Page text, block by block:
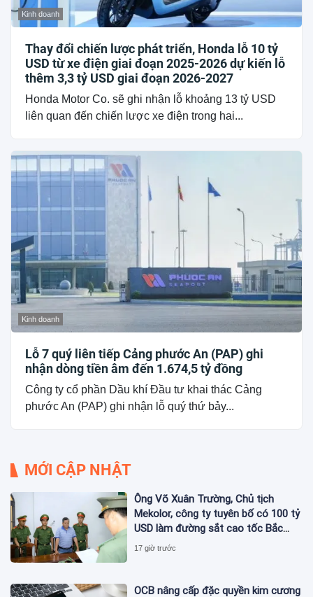
Kinh doanh
Thay đổi chiến lược phát triển, Honda lỗ 10 tỷ
USD từ xe điện giai đoạn 2025-2026 dự kiến lỗ
thêm 3,3 tỷ USD giai đoạn 2026-2027
Honda Motor Co. sẽ ghi nhận lỗ khoảng 13 tỷ USD
liên quan đến chiến lược xe điện trong hai...
Kinh doanh
Lỗ 7 quý liên tiếp Cảng phước An (PAP) ghi
nhận dòng tiền âm đến 1.674,5 tỷ đồng
Công ty cổ phần Dầu khí Đầu tư khai thác Cảng
phước An (PAP) ghi nhận lỗ quý thứ bảy...
MỚI CẬP NHẬT
Ông Võ Xuân Trường, Chủ tịch
Mekolor, công ty tuyên bố có 100 tỷ
USD làm đường sắt cao tốc Bắc
Nam bị bắt
17 giờ trước
OCB nâng cấp đặc quyền kim cương